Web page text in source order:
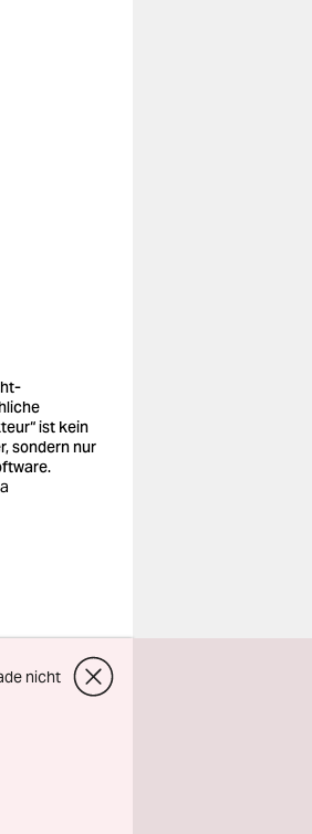
ist kein
sondern nur
nicht